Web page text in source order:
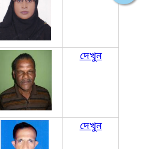
দেখুন
দেখুন